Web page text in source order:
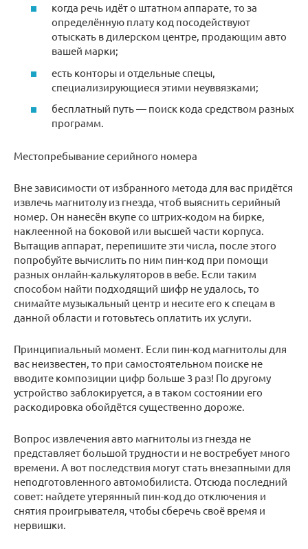
когда речь идёт о штатном аппарате, то за
определённую плату код посодействуют
отыскать в дилерском центре, продающим авто
вашей марки;
есть конторы и отдельные спецы,
специализирующиеся этими неуввязками;
бесплатный путь — поиск кода средством разных
программ.
Местопребывание серийного номера
Вне зависимости от избранного метода для вас придётся
извлечь магнитолу из гнезда, чтоб выяснить серийный
номер. Он нанесён вкупе со штрих-кодом на бирке,
наклеенной на боковой или высшей части корпуса.
Вытащив аппарат, перепишите эти числа, после этого
попробуйте вычислить по ним пин-код при помощи
разных онлайн-калькуляторов в вебе. Если таким
способом найти подходящий шифр не удалось, то
снимайте музыкальный центр и несите его к спецам в
данной области и готовьтесь оплатить их услуги.
Принципиальный момент. Если пин-код магнитолы для
вас неизвестен, то при самостоятельном поиске не
вводите композиции цифр больше 3 раз! По другому
устройство заблокируется, а в таком состоянии его
раскодировка обойдётся существенно дороже.
Вопрос извлечения авто магнитолы из гнезда не
представляет большой трудности и не востребует много
времени. А вот последствия могут стать внезапными для
неподготовленного автомобилиста. Отсюда последний
совет: найдете утерянный пин-код до отключения и
снятия проигрывателя, чтобы сберечь своё время и
нервишки.